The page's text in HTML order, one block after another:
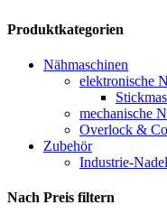
Produktkategorien
Nähmaschinen
elektronische
mechanische
Overlock &
Zubehör
Industrie-
Nach Preis filtern